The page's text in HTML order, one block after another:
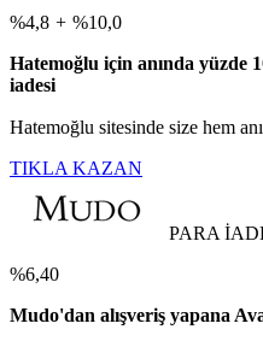
%4,8 + %10,0
Hatemoğlu için anında
iadesi
Hatemoğlu sitesinde size hem
TIKLA KAZAN
PARA
%6,40
Mudo'dan alışveriş yapana